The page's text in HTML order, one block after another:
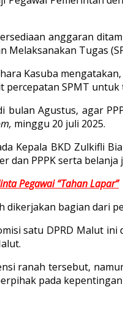
anggaran
Melaksanakan Tugas
Kasuba
percepatan SPMT
bulan Agustus, agar
minggu 20 juli 2025.
Kepala BKD Zulkifli
dan PPPK serta belanja
Pegawai “Tahan Lapar”
dikerjakan bagian dari
satu DPRD Malut
ranah tersebut,
pada